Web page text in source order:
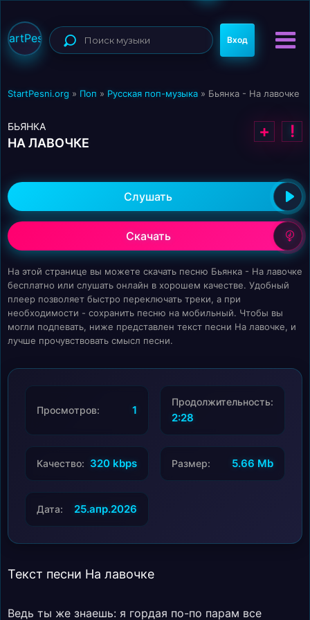
Вход
StartPesni.org » Поп » Русская поп-музыка » Бьянка - На лавочке
БЬЯНКА
НА ЛАВОЧКЕ
+ !
Слушать
Скачать
На этой странице вы можете скачать песню Бьянка - На лавочке
бесплатно или слушать онлайн в хорошем качестве. Удобный
плеер позволяет быстро переключать треки, а при
необходимости - сохранить песню на мобильный. Чтобы вы
могли подпевать, ниже представлен текст песни На лавочке, и
лучше прочувствовать смысл песни.
Просмотров: 1
Продолжительность:
2:28
Качество: 320 kbps Размер: 5.66 Mb
Дата: 25.апр.2026
Текст песни На лавочке
Ведь ты же знаешь: я гордая по-по парам все